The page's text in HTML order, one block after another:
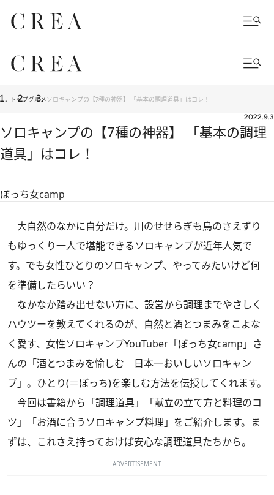
トップグルメソロキャンプの【7種の神器】 「基本の調理道具」はコレ！
2022.9.3
ソロキャンプの【7種の神器】 「基本の調理
道具」はコレ！
ぼっち女camp
大自然のなかに自分だけ。川のせせらぎも鳥のさえずり
もゆっくり一人で堪能できるソロキャンプが近年人気で
す。でも女性ひとりのソロキャンプ、やってみたいけど何
を準備したらいい？
なかなか踏み出せない方に、設営から調理までやさしく
ハウツーを教えてくれるのが、自然と酒とつまみをこよな
く愛す、女性ソロキャンプYouTuber「ぼっち女camp」さ
んの「酒とつまみを愉しむ 日本一おいしいソロキャン
プ」。ひとり(＝ぼっち)を楽しむ方法を伝授してくれます。
今回は書籍から「調理道具」「献立の立て方と料理のコ
ツ」「お酒に合うソロキャンプ料理」をご紹介します。ま
ずは、これさえ持っておけば安心な調理道具たちから。
ADVERTISEMENT